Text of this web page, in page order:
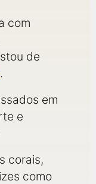
com
de
.
em
e
corais,
como